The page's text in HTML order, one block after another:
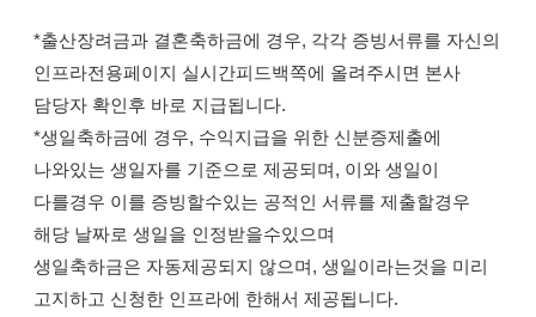
*출산장려금과 결혼축하금에 경우, 각각 증빙서류를 자신의
인프라전용페이지 실시간피드백쪽에 올려주시면 본사
담당자 확인후 바로 지급됩니다.
*생일축하금에 경우, 수익지급을 위한 신분증제출에
나와있는 생일자를 기준으로 제공되며, 이와 생일이
다를경우 이를 증빙할수있는 공적인 서류를 제출할경우
해당 날짜로 생일을 인정받을수있으며
생일축하금은 자동제공되지 않으며, 생일이라는것을 미리
고지하고 신청한 인프라에 한해서 제공됩니다.